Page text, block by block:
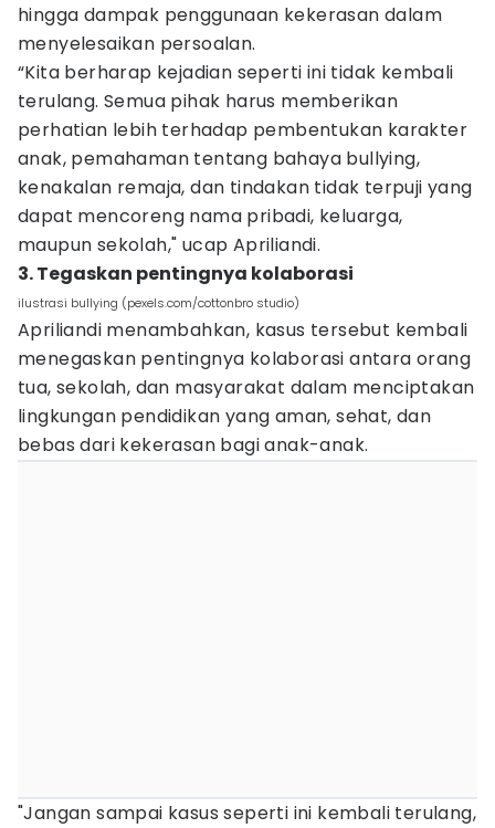
hingga dampak penggunaan kekerasan dalam
menyelesaikan persoalan.
“Kita berharap kejadian seperti ini tidak kembali
terulang. Semua pihak harus memberikan
perhatian lebih terhadap pembentukan karakter
anak, pemahaman tentang bahaya bullying,
kenakalan remaja, dan tindakan tidak terpuji yang
dapat mencoreng nama pribadi, keluarga,
maupun sekolah," ucap Apriliandi.
3. Tegaskan pentingnya kolaborasi
ilustrasi bullying (pexels.com/cottonbro studio)
Apriliandi menambahkan, kasus tersebut kembali
menegaskan pentingnya kolaborasi antara orang
tua, sekolah, dan masyarakat dalam menciptakan
lingkungan pendidikan yang aman, sehat, dan
bebas dari kekerasan bagi anak-anak.
"Jangan sampai kasus seperti ini kembali terulang,